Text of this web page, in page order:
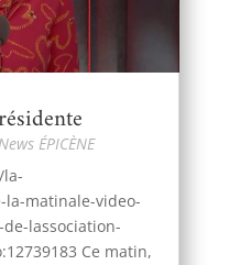
ÉPICÈNE
matinale-video-
lassociation-
Ce matin,